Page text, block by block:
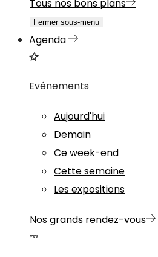
Tous nos bons plans
Fermer sous-menu
Agenda
Evénements
Aujourd'hui
Demain
Ce week-end
Cette semaine
Les expositions
Nos grands rendez-vous